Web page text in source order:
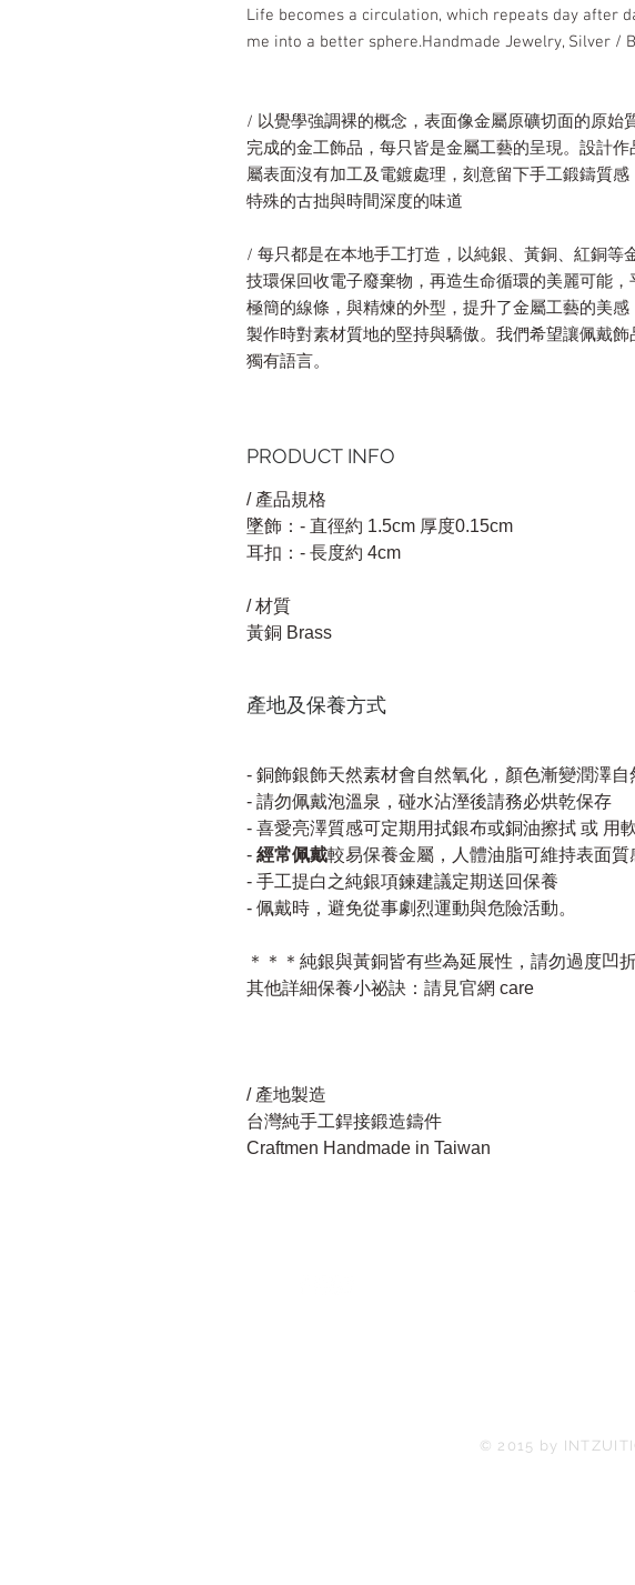
Life becomes a circulation, which repeats day after
me into a better sphere.Handmade Jewelry, Silver /
/ 以覺學強調裸的概念，表面像金屬原礦切面的原始
完成的金工飾品，每只皆是金屬工藝的呈現。設計
屬表面沒有加工及電鍍處理，刻意留下手工鍛鑄質
特殊的古拙與時間深度的味道
/ 每只都是在本地手工打造，以純銀、黃銅、紅銅等
技環保回收電子廢棄物，再造生命循環的美麗可能，
極簡的線條，與精煉的外型，提升了金屬工藝的美
製作時對素材質地的堅持與驕傲。我們希望讓佩戴
獨有語言。
PRODUCT INFO
/ 產品規格
墜飾：- 直徑約 1.5cm 厚度0.15cm
耳扣：- 長度約 4cm
/ 材質
黃銅 Brass
產地及保養方式
- 銅飾銀飾天然素材會自然氧化，顏色漸變潤澤自
- 請勿佩戴泡溫泉，碰水沾溼後請務必烘乾保存
- 喜愛亮澤質感可定期用拭銀布或銅油擦拭 或 用
- 經常佩戴較易保養金屬，人體油脂可維持表面質
- 手工提白之純銀項鍊建議定期送回保養
- 佩戴時，避免從事劇烈運動與危險活動。
＊＊＊純銀與黃銅皆有些為延展性，請勿過度凹
其他詳細保養小祕訣：請見官網 care
/ 產地製造
台灣純手工銲接鍛造鑄件
Craftmen Handmade in Taiwan
© 2015 by